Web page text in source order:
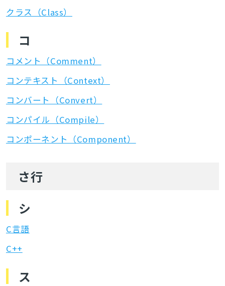
クラス（Class）
コ
コメント（Comment）
コンテキスト（Context）
コンバート（Convert）
コンパイル（Compile）
コンポーネント（Component）
さ行
シ
C言語
C++
ス